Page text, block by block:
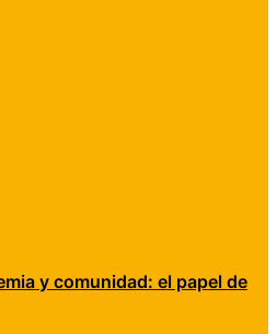
y comunidad: el papel de